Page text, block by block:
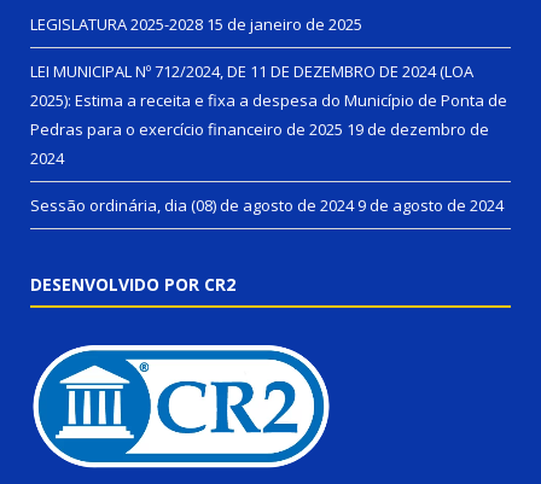
LEGISLATURA 2025-2028 15 de janeiro de 2025
LEI MUNICIPAL Nº 712/2024, DE 11 DE DEZEMBRO DE 2024 (LOA
2025): Estima a receita e fixa a despesa do Município de Ponta de
Pedras para o exercício financeiro de 2025 19 de dezembro de
2024
Sessão ordinária, dia (08) de agosto de 20249 de agosto de 2024
DESENVOLVIDO POR CR2